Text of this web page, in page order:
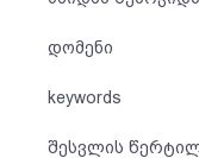
სალიცენზიო
შეთანხმება
დომენი
keywords
შესვლის